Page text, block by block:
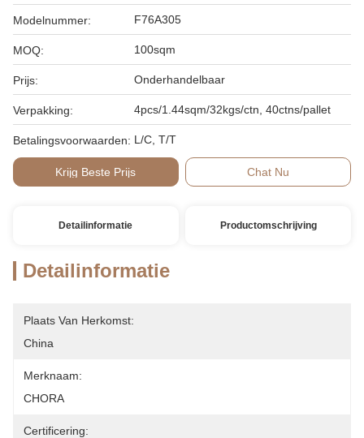
Modelnummer: F76A305
MOQ: 100sqm
Prijs: Onderhandelbaar
Verpakking: 4pcs/1.44sqm/32kgs/ctn, 40ctns/pallet
Betalingsvoorwaarden: L/C, T/T
Krijg Beste Prijs Chat Nu
Detailinformatie Productomschrijving
Detailinformatie
Plaats Van Herkomst:
China
Merknaam:
CHORA
Certificering: